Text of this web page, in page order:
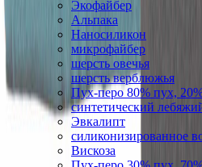
Экофайбер
Альпака
Наносиликон
микрофайбер
шерсть овечья
шерсть верблюжья
Пух-перо 80% пух,
синтетический
Эвкалипт
силиконизированное
Вискоза